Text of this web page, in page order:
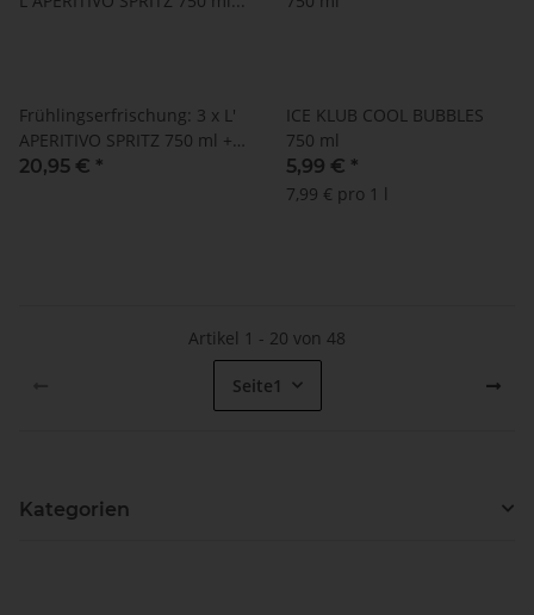
Frühlingserfrischung: 3 x L'
APERITIVO SPRITZ 750 ml +
Up'n Joy PAPIERTRINKHALME
20,95 € *
ICE KLUB COOL BUBBLES
750 ml
5,99 € *
7,99 € pro 1 l
Artikel 1 - 20 von 48
Seite1
Kategorien